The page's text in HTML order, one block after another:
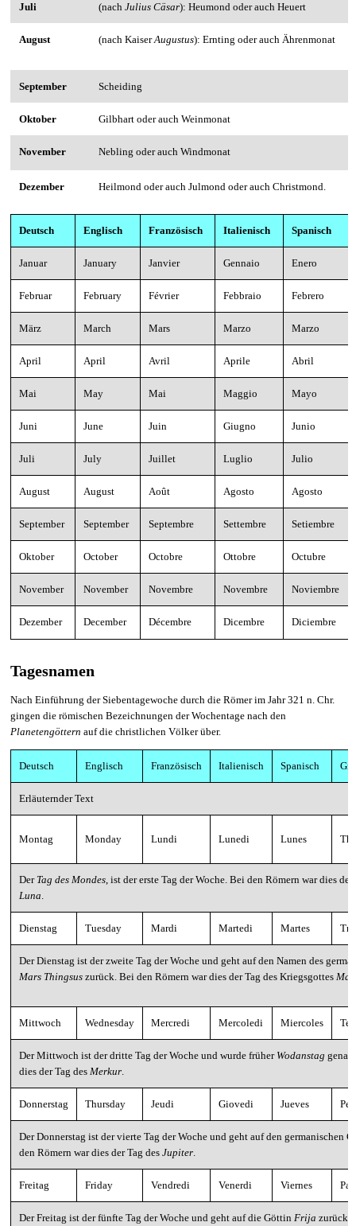
Juli (nach Julius Cäsar): Heumond oder auch Heuert
August (nach KaiserAugustus): Ernting oder auch Ährenmonat
September Scheiding
Oktober Gilbhart oder auch Weinmonat
November Nebling oder auch Windmonat
Dezember Heilmond oder auch Julmond oder auch Christmond.
Deutsch Englisch Französisch Italienisch Spanisch
Januar January Janvier Gennaio Enero
Februar February Février Febbraio Febrero
März March Mars Marzo Marzo
April April Avril Aprile Abril
Mai May Mai Maggio Mayo
Juni June Juin Giugno Junio
Juli July Juillet Luglio Julio
August August Août Agosto Agosto
September September Septembre Settembre Setiembre
Oktober October Octobre Ottobre Octubre
November November Novembre Novembre Noviembre
Dezember December Décembre Dicembre Diciembre
Tagesnamen
Nach Einführung der Siebentagewoche durch die Römer im Jahr 321 n. Chr.
gingen die römischen Bezeichnungen der Wochentage nach den
Planetengöttern auf die christlichen Völker über.
Deutsch Englisch Französisch Italienisch Spanisch
Erläuternder Text
Montag Monday Lundi Lunedi Lunes
Der Tag des Mondes , ist der erste Tag der Woche. Bei den Römern war dies
Luna
Dienstag Tuesday Mardi Martedi Martes
Der Dienstag ist der zweite Tag der Woche und geht auf den Namen des
Mars Thingsus zurück. Bei den Römern war dies der Tag des Kriegsgottes
Mittwoch Wednesday Mercredi Mercoledi Miercoles
Der Mittwoch ist der dritte Tag der Woche und wurde früher Wodanstag
dies der Tag des Merkur
Donnerstag Thursday Jeudi Giovedi Jueves
Der Donnerstag ist der vierte Tag der Woche und geht auf den germanischen
den Römern war dies der Tag des Jupiter
Freitag Friday Vendredi Venerdi Viernes
Der Freitag ist der fünfte Tag der Woche und geht auf die Göttin Frija zurückt.